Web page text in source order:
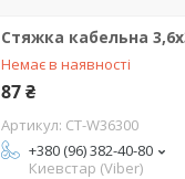
Стяжка кабельна
Немає в наявності
87 ₴
CT-W36300
+380 (96) 382-40-80
Киевстар (Viber)